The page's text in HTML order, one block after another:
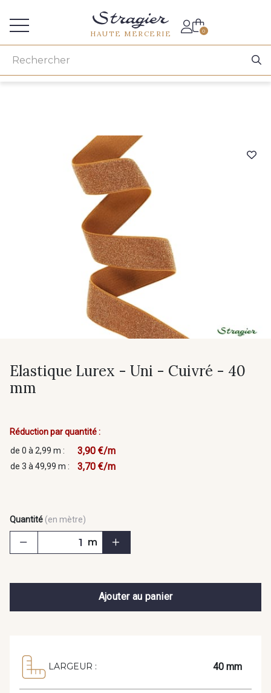
HAUTE MERCERIE 0
Elastique Lurex - Uni - Cuivré - 40
mm
Réduction par quantité :
de 0 à 2,99 m :
3,90 €/m
de 3 à 49,99 m : 3,70 €/m
Quantité (en mètre)
m
Ajouter au panier
LARGEUR : 40 mm